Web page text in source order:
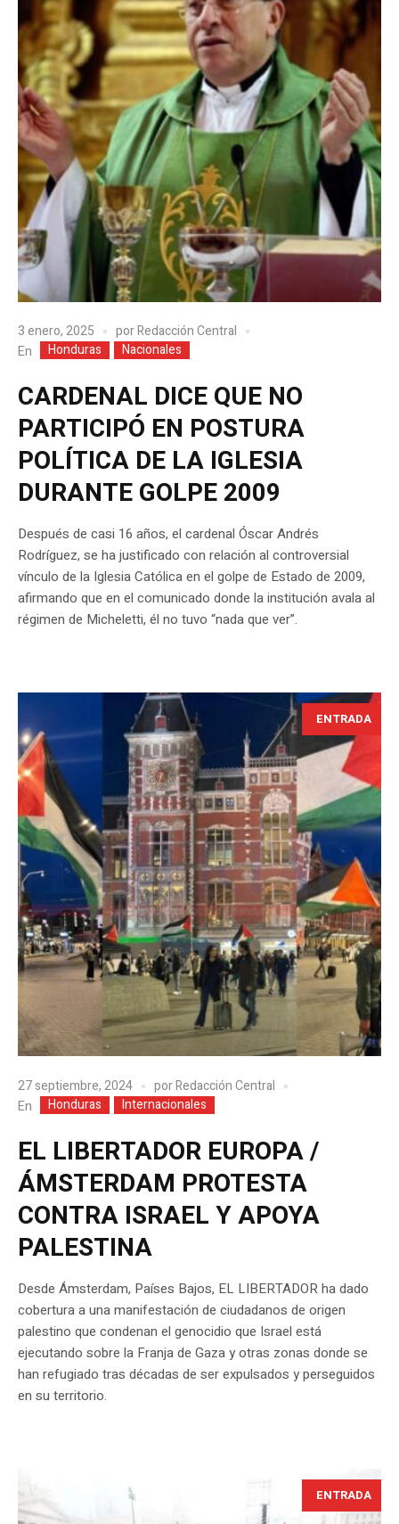
3 enero, 2025 porRedacción Central
En
Honduras Nacionales
CARDENAL DICE QUE NO
PARTICIPÓ EN POSTURA
POLÍTICA DE LA IGLESIA
DURANTE GOLPE 2009
Después de casi 16 años, el cardenal Óscar Andrés
Rodríguez, se ha justificado con relación al controversial
vínculo de la Iglesia Católica en el golpe de Estado de 2009,
afirmando que en el comunicado donde la institución avala al
régimen de Micheletti, él no tuvo “nada que ver”.
ENTRADA
27 septiembre, 2024 porRedacción Central
En
Honduras Internacionales
EL LIBERTADOR EUROPA /
ÁMSTERDAM PROTESTA
CONTRA ISRAEL Y APOYA
PALESTINA
Desde Ámsterdam, Países Bajos, EL LIBERTADOR ha dado
cobertura a una manifestación de ciudadanos de origen
palestino que condenan el genocidio que Israel está
ejecutando sobre la Franja de Gaza y otras zonas donde se
han refugiado tras décadas de ser expulsados y perseguidos
en su territorio.
ENTRADA